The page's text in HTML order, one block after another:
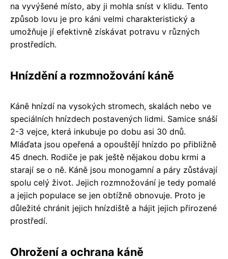
na vyvýšené místo, aby ji mohla sníst v klidu. Tento
způsob lovu je pro káni velmi charakteristický a
umožňuje jí efektivně získávat potravu v různých
prostředích.
Hnízdění a rozmnožování káně
Káně hnízdí na vysokých stromech, skalách nebo ve
speciálních hnízdech postavených lidmi. Samice snáší
2-3 vejce, která inkubuje po dobu asi 30 dnů.
Mláďata jsou opeřená a opouštějí hnízdo po přibližně
45 dnech. Rodiče je pak ještě nějakou dobu krmi a
starají se o ně. Káně jsou monogamní a páry zůstávají
spolu celý život. Jejich rozmnožování je tedy pomalé
a jejich populace se jen obtížně obnovuje. Proto je
důležité chránit jejich hnízdiště a hájit jejich přirozené
prostředí.
Ohrožení a ochrana káně